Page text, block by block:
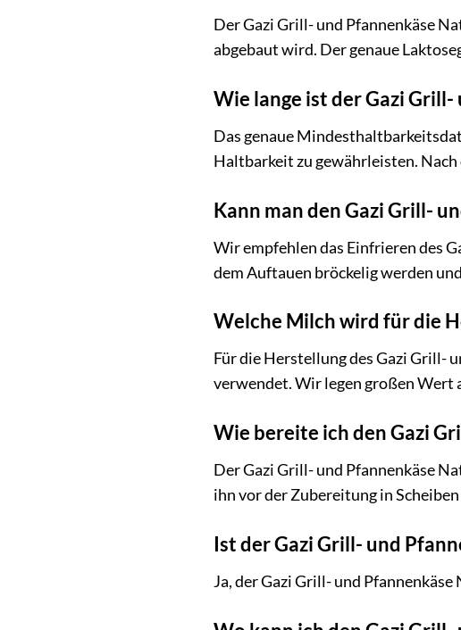
Der Gazi Grill- und Pfannenkäse
abgebaut wird. Der genaue
Wie lange ist der Gazi
Das genaue
Haltbarkeit zu gewährleisten.
Kann man den Gazi Grill-
Wir empfehlen das Einfrieren des
dem Auftauen bröckelig werden
Welche Milch wird für die
Für die Herstellung des Gazi Grill-
verwendet. Wir legen großen
Wie bereite ich den Gazi
Der Gazi Grill- und Pfannenkäse
ihn vor der Zubereitung in
Ist der Gazi Grill- und
Ja, der Gazi Grill- und